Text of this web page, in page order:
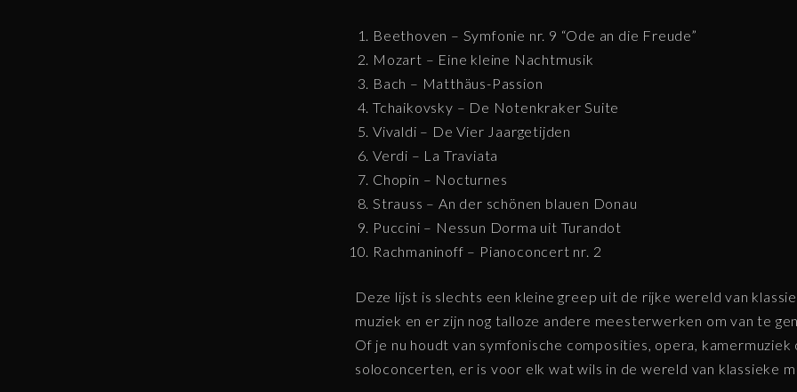
Beethoven – Symfonie nr. 9 “Ode an die Freude”
Mozart – Eine kleine Nachtmusik
Bach – Matthäus-Passion
Tchaikovsky – De Notenkraker Suite
Vivaldi – De Vier Jaargetijden
Verdi – La Traviata
Chopin – Nocturnes
Strauss – An der schönen blauen Donau
Puccini – Nessun Dorma uit Turandot
Rachmaninoff – Pianoconcert nr. 2
Deze lijst is slechts een kleine greep uit de rijke wereld van
muziek en er zijn nog talloze andere meesterwerken om van te
Of je nu houdt van symfonische composities, opera, kamermuziek
soloconcerten, er is voor elk wat wils in de wereld van klassieke